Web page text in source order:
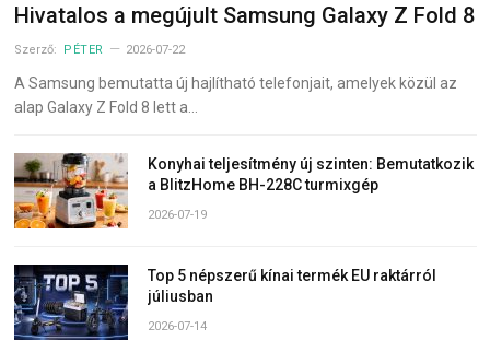
Hivatalos a megújult Samsung Galaxy Z Fold 8
Szerző: PÉTER 2026-07-22
A Samsung bemutatta új hajlítható telefonjait, amelyek közül az
alap Galaxy Z Fold 8 lett a…
Konyhai teljesítmény új szinten: Bemutatkozik
a BlitzHome BH-228C turmixgép
2026-07-19
Top 5 népszerű kínai termék EU raktárról
júliusban
2026-07-14